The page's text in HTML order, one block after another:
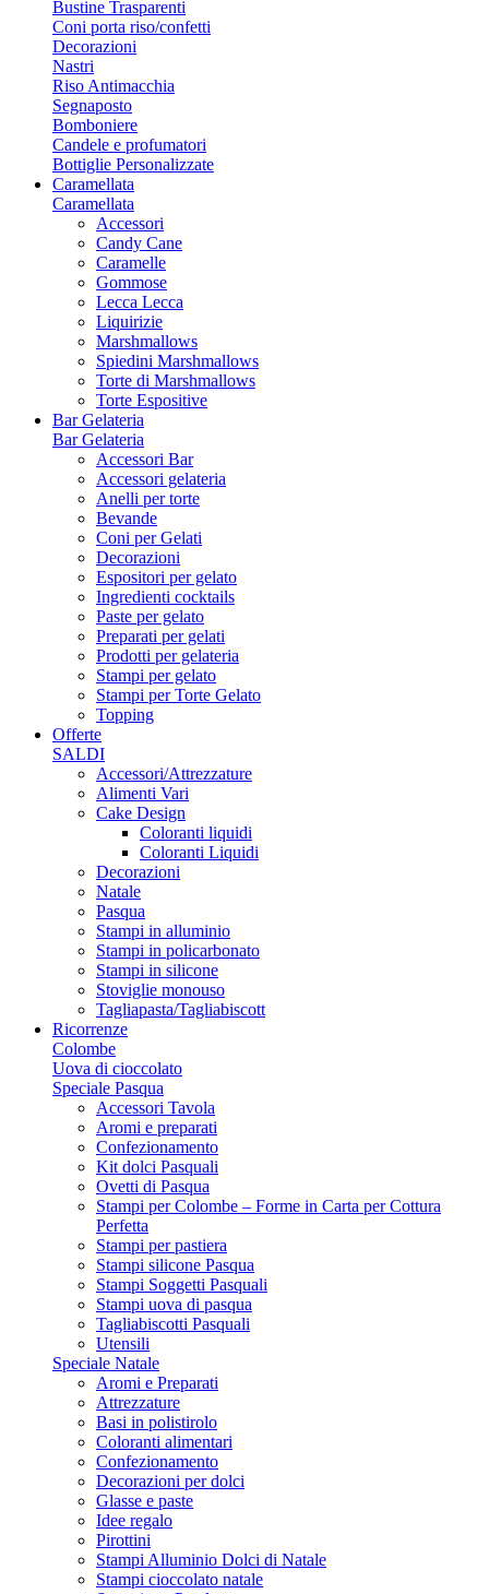
Bustine Trasparenti
Coni porta riso/confetti
Decorazioni
Nastri
Riso Antimacchia
Segnaposto
Bomboniere
Candele e profumatori
Bottiglie Personalizzate
Caramellata
Caramellata
Accessori
Candy Cane
Caramelle
Gommose
Lecca Lecca
Liquirizie
Marshmallows
Spiedini Marshmallows
Torte di Marshmallows
Torte Espositive
Bar Gelateria
Bar Gelateria
Accessori Bar
Accessori gelateria
Anelli per torte
Bevande
Coni per Gelati
Decorazioni
Espositori per gelato
Ingredienti cocktails
Paste per gelato
Preparati per gelati
Prodotti per gelateria
Stampi per gelato
Stampi per Torte Gelato
Topping
Offerte
SALDI
Accessori/Attrezzature
Alimenti Vari
Cake Design
Coloranti liquidi
Coloranti Liquidi
Decorazioni
Natale
Pasqua
Stampi in alluminio
Stampi in policarbonato
Stampi in silicone
Stoviglie monouso
Tagliapasta/Tagliabiscott
Ricorrenze
Colombe
Uova di cioccolato
Speciale Pasqua
Accessori Tavola
Aromi e preparati
Confezionamento
Kit dolci Pasquali
Ovetti di Pasqua
Stampi per Colombe – Forme in Carta per Cottura
Perfetta
Stampi per pastiera
Stampi silicone Pasqua
Stampi Soggetti Pasquali
Stampi uova di pasqua
Tagliabiscotti Pasquali
Utensili
Speciale Natale
Aromi e Preparati
Attrezzature
Basi in polistirolo
Coloranti alimentari
Confezionamento
Decorazioni per dolci
Glasse e paste
Idee regalo
Pirottini
Stampi Alluminio Dolci di Natale
Stampi cioccolato natale